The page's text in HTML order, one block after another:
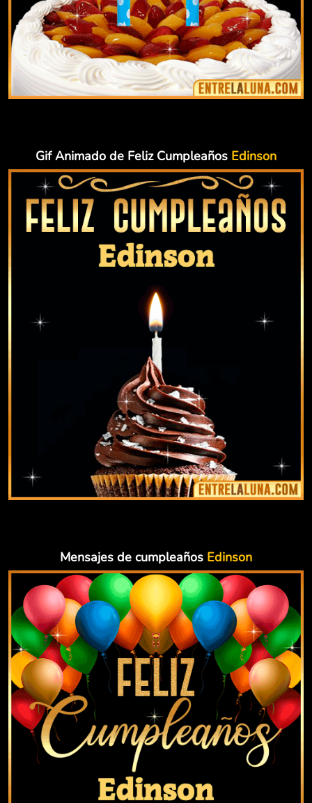
Gif Animado de Feliz Cumpleaños Edinson
Mensajes de cumpleaños Edinson